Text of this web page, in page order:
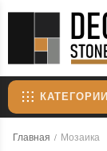
КАТЕГОРИИ
Главная Мозаика